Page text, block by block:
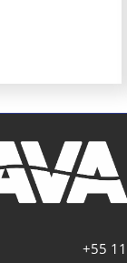
+55